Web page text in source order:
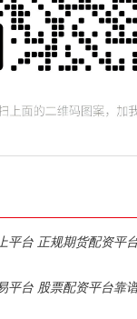
平台 正规期货配资平
平台 股票配资平台靠